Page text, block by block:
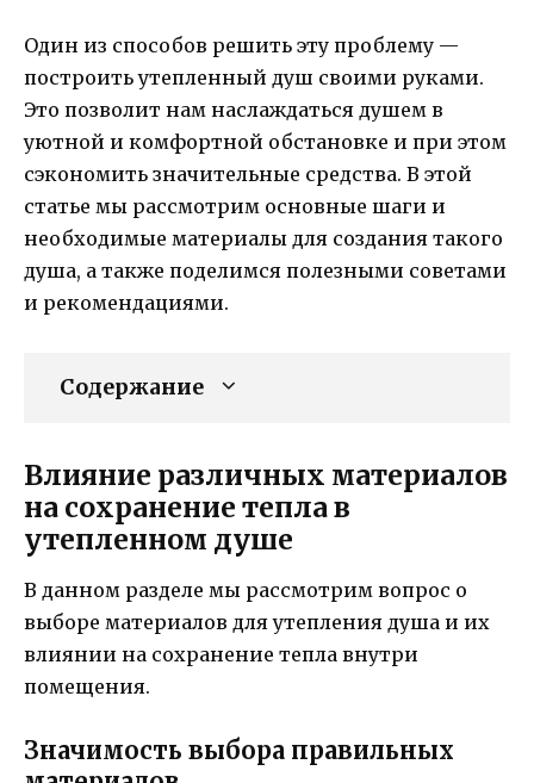
Один из способов решить эту проблему —
построить утепленный душ своими руками.
Это позволит нам наслаждаться душем в
уютной и комфортной обстановке и при этом
сэкономить значительные средства. В этой
статье мы рассмотрим основные шаги и
необходимые материалы для создания такого
душа, а также поделимся полезными советами
и рекомендациями.
Содержание
Влияние различных материалов
на сохранение тепла в
утепленном душе
В данном разделе мы рассмотрим вопрос о
выборе материалов для утепления душа и их
влиянии на сохранение тепла внутри
помещения.
Значимость выбора правильных